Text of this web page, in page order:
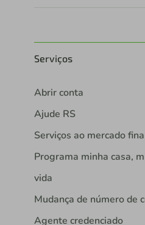
Serviços
Abrir conta
Ajude RS
Serviços ao mercado
Programa minha casa,
vida
Mudança de número de
Agente credenciado